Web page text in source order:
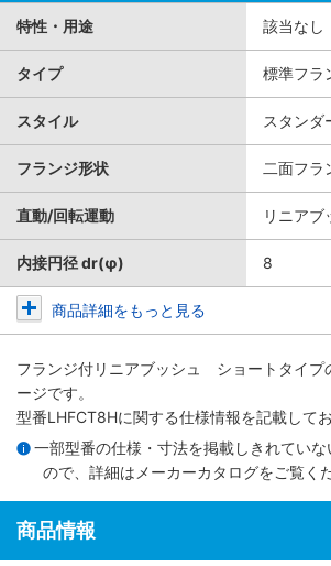
特性・用途 該当なし
タイプ 標準フラ
スタイル スタンダ
フランジ形状 二面フラ
直動/回転運動 リニアブ
内接円径 dr(φ) 8
商品詳細をもっと見る
フランジ付リニアブッシュ ショートタイプ
ージです。
型番LHFCT8Hに関する仕様情報を記載してお
一部型番の仕様・寸法を掲載しきれてい
ので、詳細は メーカーカタログをご覧く
商品情報